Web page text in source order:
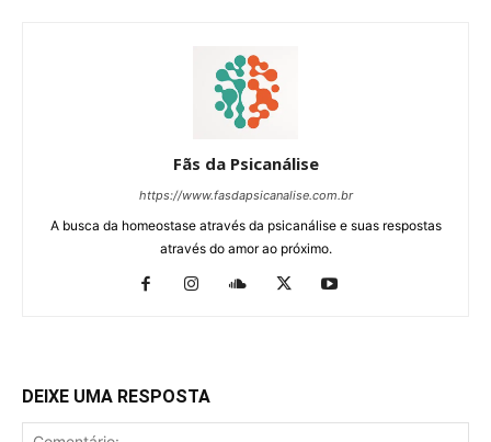
Fãs da Psicanálise
https://www.fasdapsicanalise.com.br
A busca da homeostase através da psicanálise e suas respostas
através do amor ao próximo.
DEIXE UMA RESPOSTA